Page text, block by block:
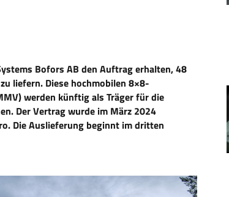
Bofors AB den Auftrag erhalten, 48
liefern. Diese hochmobilen 8×8-
werden künftig als Träger für die
Der Vertrag wurde im März 2024
Die Auslieferung beginnt im dritten